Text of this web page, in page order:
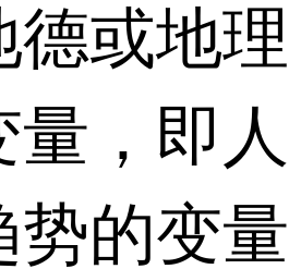
德或地
量，即
势的变